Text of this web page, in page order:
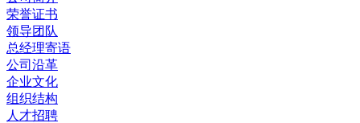
荣誉证书
领导团队
总经理寄语
公司沿革
企业文化
组织结构
人才招聘